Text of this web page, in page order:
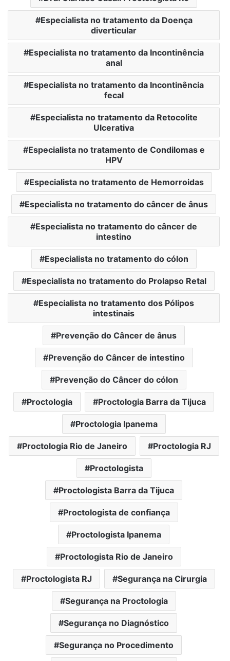
Especialista no tratamento da Doença
diverticular
Especialista no tratamento da Incontinência
anal
Especialista no tratamento da Incontinência
fecal
Especialista no tratamento da Retocolite
Ulcerativa
Especialista no tratamento de Condilomas e
HPV
Especialista no tratamento de Hemorroidas
Especialista no tratamento do câncer de ânus
Especialista no tratamento do câncer de
intestino
Especialista no tratamento do cólon
Especialista no tratamento do Prolapso Retal
Especialista no tratamento dos Pólipos
intestinais
Prevenção do Câncer de ânus
Prevenção do Câncer de intestino
Prevenção do Câncer do cólon
Proctologia Proctologia Barra da Tijuca
Proctologia Ipanema
Proctologia Rio de Janeiro Proctologia RJ
Proctologista
Proctologista Barra da Tijuca
Proctologista de confiança
Proctologista Ipanema
Proctologista Rio de Janeiro
Proctologista RJ Segurança na Cirurgia
Segurança na Proctologia
Segurança no Diagnóstico
Segurança no Procedimento